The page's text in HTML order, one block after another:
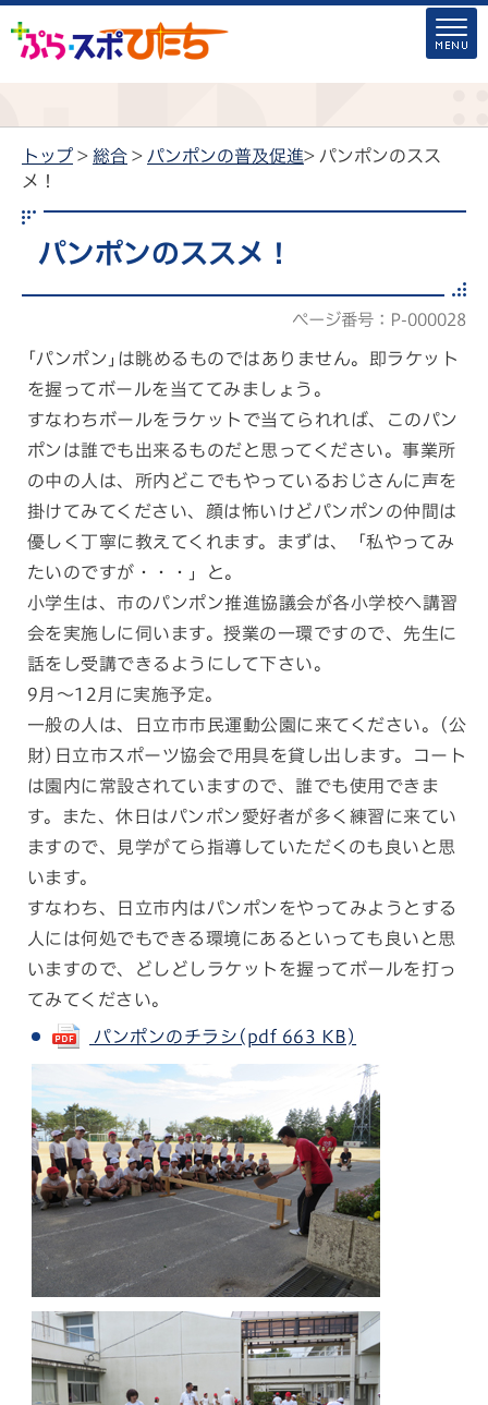
トップ > 総合 > パンポンの普及促進> パンポンのスス
メ！
パンポンのススメ！
ページ番号：P-000028
｢パンポン｣は眺めるものではありません。即ラケット
を握ってボールを当ててみましょう。
すなわちボールをラケットで当てられれば、このパン
ポンは誰でも出来るものだと思ってください。事業所
の中の人は、所内どこでもやっているおじさんに声を
掛けてみてください、顔は怖いけどパンポンの仲間は
優しく丁寧に教えてくれます。まずは、「私やってみ
たいのですが・・・」と。
小学生は、市のパンポン推進協議会が各小学校へ講習
会を実施しに伺います。授業の一環ですので、先生に
話をし受講できるようにして下さい。
9月～12月に実施予定。
一般の人は、日立市市民運動公園に来てください。(公
財)日立市スポーツ協会で用具を貸し出します。コート
は園内に常設されていますので、誰でも使用できま
す。また、休日はパンポン愛好者が多く練習に来てい
ますので、見学がてら指導していただくのも良いと思
います。
すなわち、日立市内はパンポンをやってみようとする
人には何処でもできる環境にあるといっても良いと思
いますので、どしどしラケットを握ってボールを打っ
てみてください。
パンポンのチラシ(pdf 663 KB)